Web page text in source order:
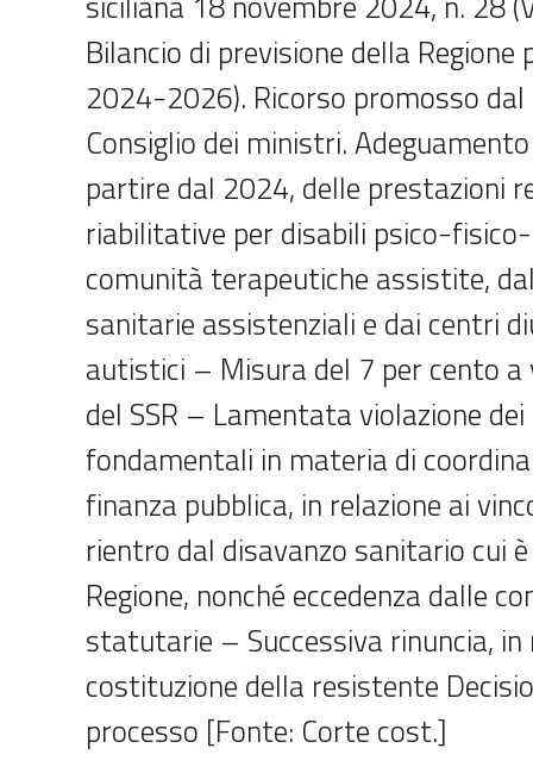
Bilancio di previsione della Regione
2024-2026). Ricorso promosso
Consiglio dei ministri.
partire dal 2024, delle prestazioni
riabilitative per disabili psico-
comunità terapeutiche assistite,
sanitarie assistenziali e dai centri
autistici – Misura del 7 per cento a
del SSR – Lamentata violazione
fondamentali in materia di
finanza pubblica, in relazione ai
rientro dal disavanzo sanitario cui
Regione, nonché eccedenza dalle
statutarie – Successiva rinuncia, in
costituzione della resistente
processo [Fonte: Corte cost.]